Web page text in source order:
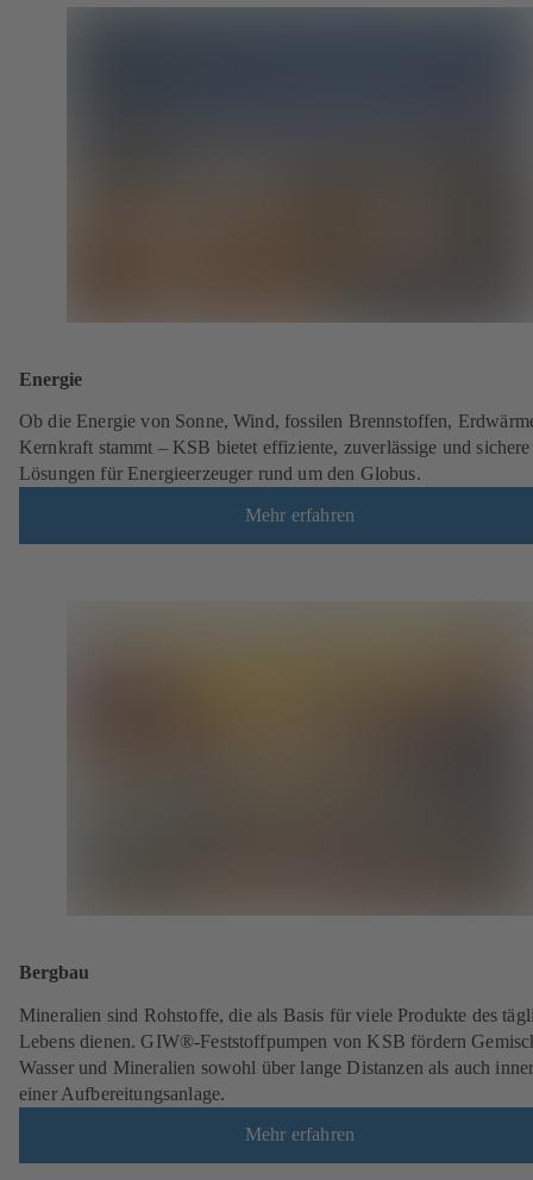
Energie
Ob die Energie von Sonne, Wind, fossilen Brennstoffen,
Kernkraft stammt – KSB bietet effiziente, zuverlässige und sichere
Lösungen für Energieerzeuger rund um den Globus.
Mehr erfahren
Bergbau
Mineralien sind Rohstoffe, die als Basis für viele Produkte des
Lebens dienen. GIW®-Feststoffpumpen von KSB fördern
Wasser und Mineralien sowohl über lange Distanzen als auch
einer Aufbereitungsanlage.
Mehr erfahren